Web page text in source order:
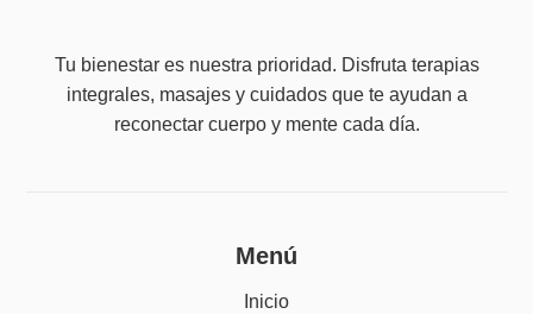
Tu bienestar es nuestra prioridad. Disfruta terapias
integrales, masajes y cuidados que te ayudan a
reconectar cuerpo y mente cada día.
Menú
Inicio